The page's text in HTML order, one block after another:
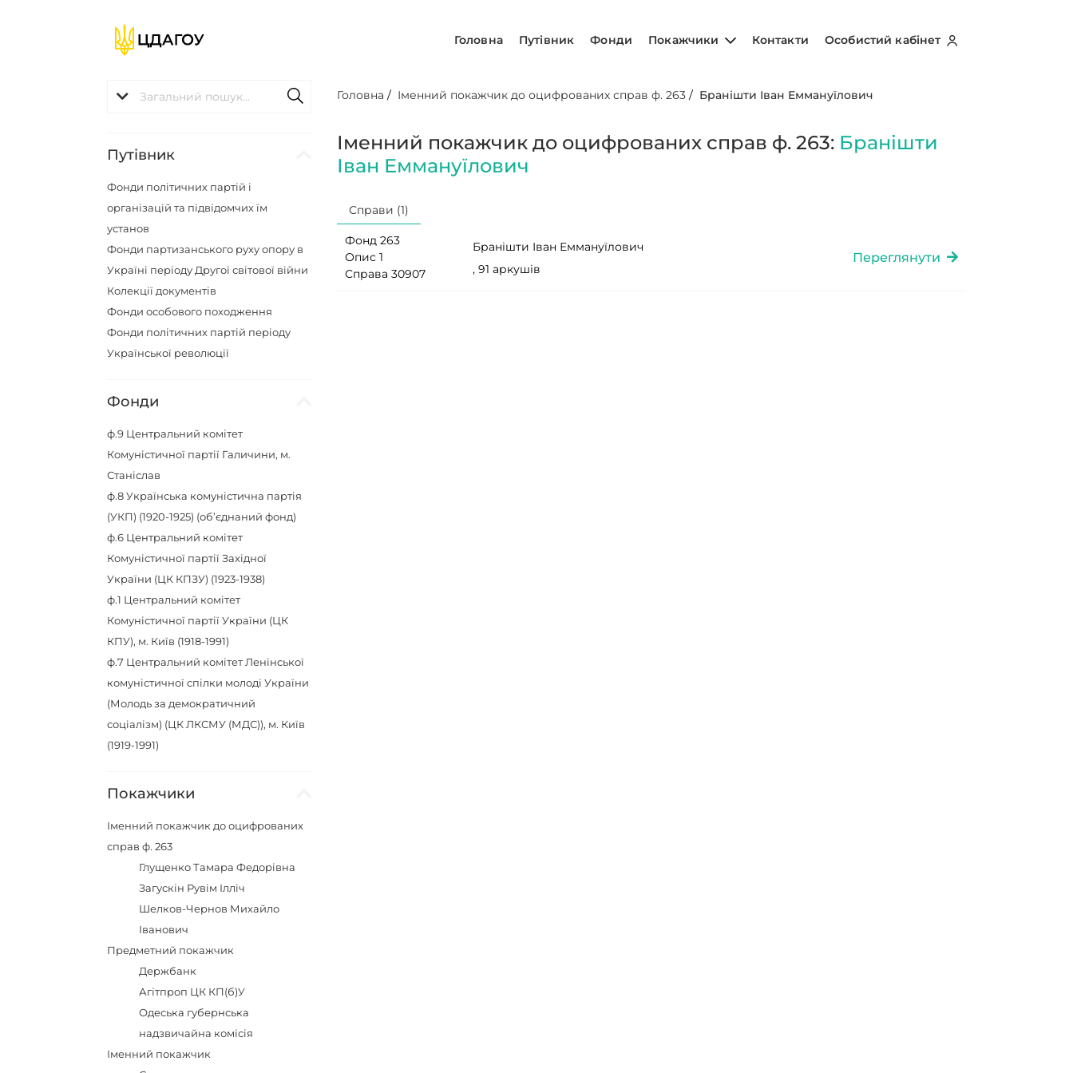
Головна Путівник Фонди Покажчики Контакти Особистий кабінет
Путівник
Фонди політичних партій і
організацій та підвідомчих їм
установ
Фонди партизанського руху опору в
Україні періоду Другої світової війни
Колекції документів
Фонди особового походження
Фонди політичних партій періоду
Української революції
Фонди
ф.9 Центральний комітет
Комуністичної партії Галичини, м.
Станіслав
ф.8Українська комуністична партія
(УКП) (1920-1925) (об’єднаний фонд)
ф.6 Центральний комітет
Комуністичної партії Західної
України (ЦК КПЗУ) (1923-1938)
ф.1 Центральний комітет
Комуністичної партії України (ЦК
КПУ), м. Київ (1918-1991)
ф.7 Центральний комітет Ленінської
комуністичної спілки молоді України
(Молодь за демократичний
соціалізм) (ЦК ЛКСМУ (МДС)), м. Київ
(1919-1991)
Покажчики
Іменний покажчик до оцифрованих
справ ф. 263
Глущенко Тамара Федорівна
Загускін Рувім Ілліч
Шелков-Чернов Михайло
Іванович
Предметний покажчик
Держбанк
Агітпроп ЦК КП(б)У
Одеська губернська
надзвичайна комісія
Іменний покажчик
Головна / Іменний покажчик до оцифрованих справ ф. 263 / Бранішти Іван Еммануїлович
Іменний покажчик до оцифрованих справ ф. 263: Бранішти
Іван Еммануїлович
Справи (1)
Фонд 263
Опис 1
Справа 30907
Бранішти Іван Еммануїлович
, 91 аркушів
Переглянути